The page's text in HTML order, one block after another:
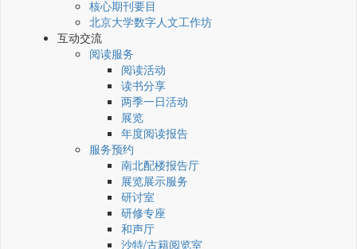
核心期刊要目
北京大学数字人文工作坊
互动交流
阅读服务
阅读活动
读书分享
两季一日活动
展览
年度阅读报告
服务预约
南北配楼报告厅
展览展示服务
研讨室
研修专座
和声厅
沙特/古籍阅览室